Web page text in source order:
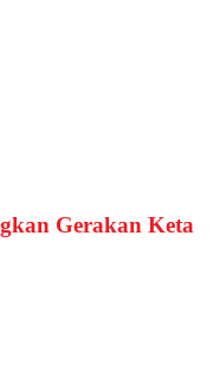
Gerakan Keta